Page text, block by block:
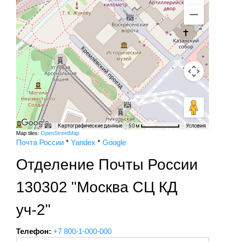
Картографические данные 50 м Условия
Map tiles: OpenStreetMap
Почта России * Yandex * Google
Отделение Почты России
130302 "Москва СЦ КД
уч-2"
Телефон: +7 800-1-000-000